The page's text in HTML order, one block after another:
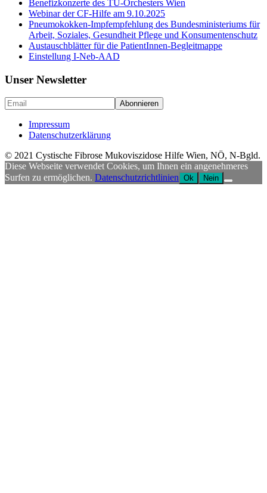
Benefizkonzerte des TU-Orchesters Wien
Webinar der CF-Hilfe am 9.10.2025
Pneumokokken-Impfempfehlung des Bundesministeriums für
Arbeit, Soziales, Gesundheit Pflege und Konsumentenschutz
Austauschblätter für die PatientInnen-Begleitmappe
Einstellung I-Neb-AAD
Unser Newsletter
Impressum
Datenschutzerklärung
© 2021 Cystische Fibrose Mukoviszidose Hilfe Wien, NÖ, N-Bgld.
Diese Webseite verwendet Cookies, um Ihnen ein angenehmeres
Surfen zu ermöglichen. Datenschutzrichtlinien Ok Nein